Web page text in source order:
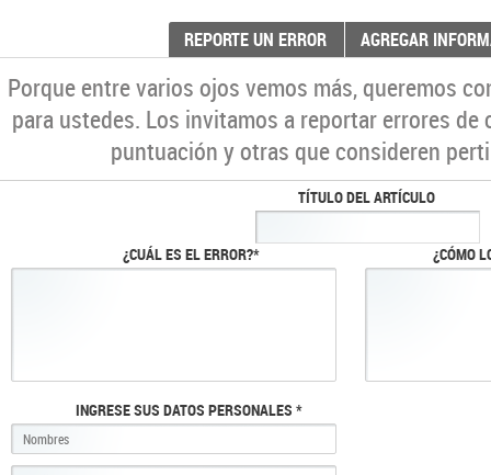
REPORTE UN ERROR AGREGAR
Porque entre varios ojos vemos más, queremos
para ustedes. Los invitamos a reportar errores
puntuación y otras que consideren
TÍTULO DEL ARTÍCULO
¿CUÁL ES EL ERROR?* ¿CÓMO
INGRESE SUS DATOS PERSONALES *